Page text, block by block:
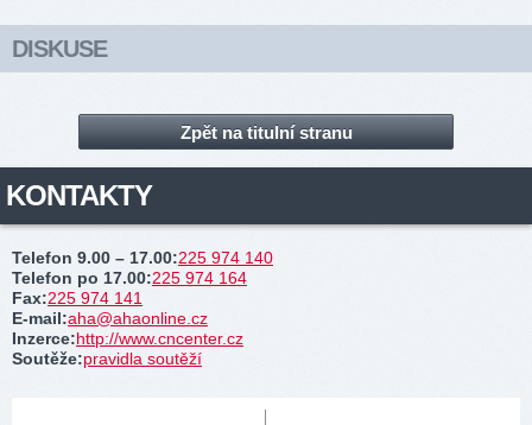
DISKUSE
Zpět na titulní stranu
KONTAKTY
Telefon 9.00 – 17.00:225 974 140
Telefon po 17.00:225 974 164
Fax:225 974 141
E-mail:aha@ahaonline.cz
Inzerce:http://www.cncenter.cz
Soutěže:pravidla soutěží